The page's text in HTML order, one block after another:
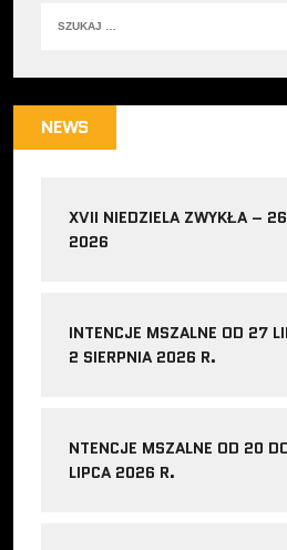
NEWS
XVII NIEDZIELA ZWYKŁA –
2026
INTENCJE MSZALNE OD 27
2 SIERPNIA 2026 R.
NTENCJE MSZALNE OD 20
LIPCA 2026 R.